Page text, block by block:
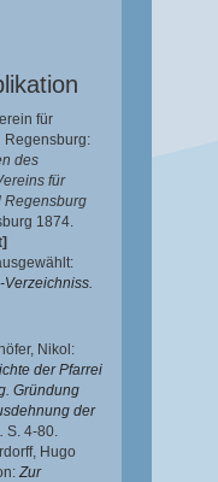
für
Regensburg:
des
für
Regensburg
1874.
Verzeichniss.
Nikol :
der Pfarrei
Gründung
der
S. 4-80.
Hugo
:Zur